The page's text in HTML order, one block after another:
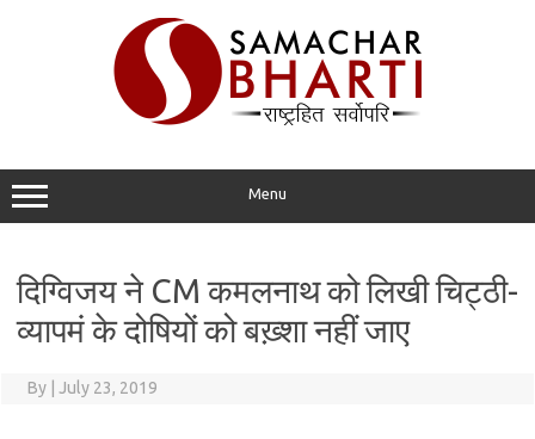
Menu
दिग्विजय ने CM कमलनाथ को लिखी चिट्ठी-
व्यापमं के दोषियों को बख़्शा नहीं जाए
By July 23, 2019